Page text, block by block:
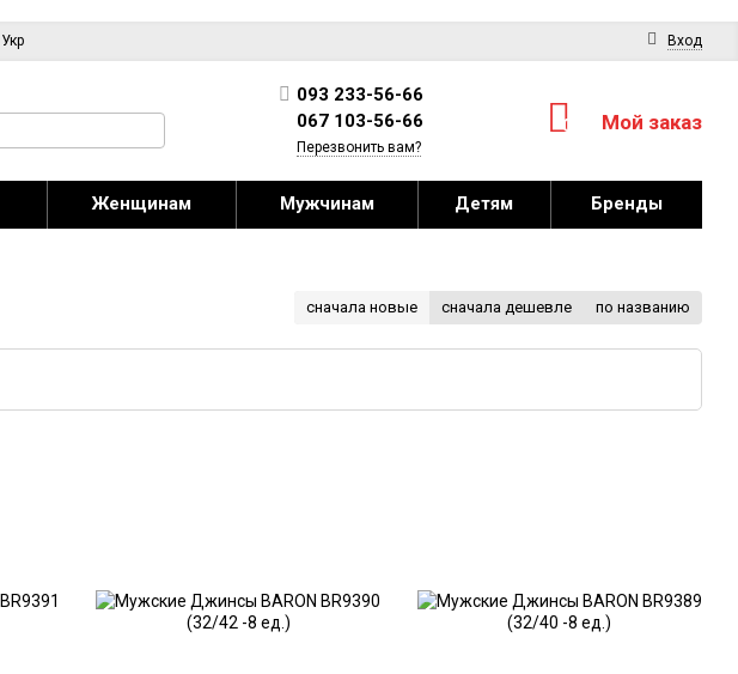
Вход
Укр
093 233-56-66
067 103-56-66
Перезвонить вам?
0 Мой заказ
Женщинам Мужчинам Детям Бренды
сначала новые сначала дешевле по названию